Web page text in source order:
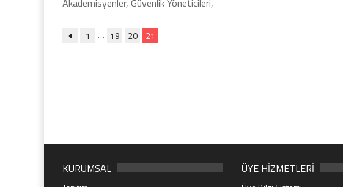
Akademisyenler, Güvenlik Yöneticileri,
1 … 19 20 21
KURUMSAL ÜYE HİZMETLERİ